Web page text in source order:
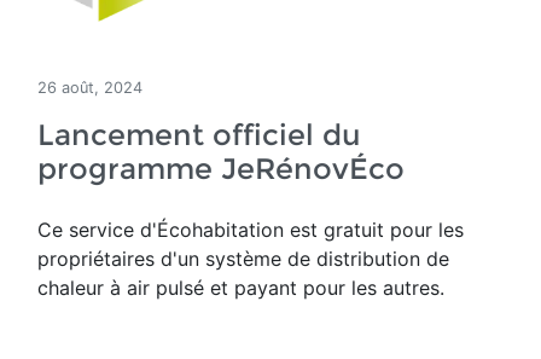
26 août, 2024
Lancement officiel du
programme JeRénovÉco
Ce service d'Écohabitation est gratuit pour les
propriétaires d'un système de distribution de
chaleur à air pulsé et payant pour les autres.